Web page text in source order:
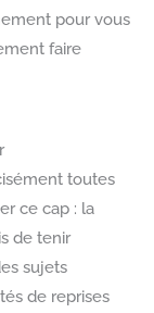
pour vous
faire
toutes
ce cap : la
de tenir
sujets
de reprises